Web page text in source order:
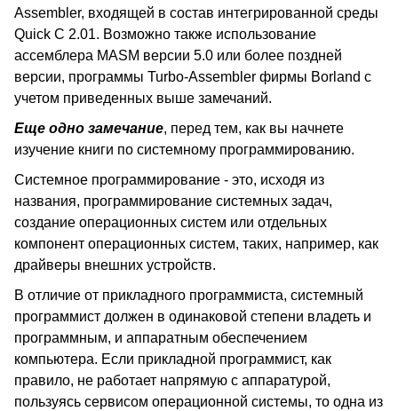
Assembler, входящей в состав интегрированной среды
Quick C 2.01. Возможно также использование
ассемблера MASM версии 5.0 или более поздней
версии, программы Turbo-Assembler фирмы Borland с
учетом приведенных выше замечаний.
Еще одно замечание, перед тем, как вы начнете
изучение книги по системному программированию.
Системное программирование - это, исходя из
названия, программирование системных задач,
создание операционных систем или отдельных
компонент операционных систем, таких, например, как
драйверы внешних устройств.
В отличие от прикладного программиста, системный
программист должен в одинаковой степени владеть и
программным, и аппаратным обеспечением
компьютера. Если прикладной программист, как
правило, не работает напрямую с аппаратурой,
пользуясь сервисом операционной системы, то одна из